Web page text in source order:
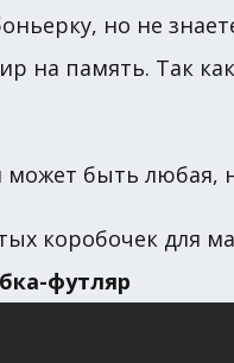
но не
на память. Так
быть любая,
коробочек для
футляр